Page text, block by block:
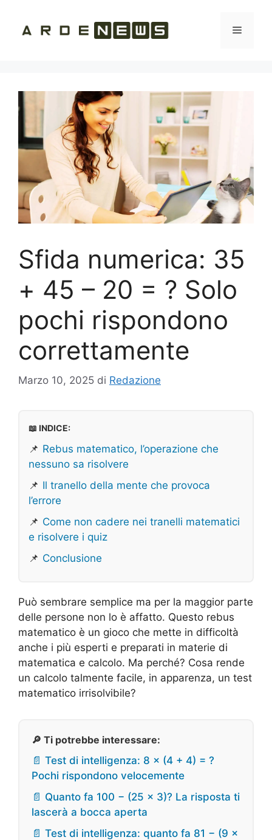
contenuto
Menu
Sfida numerica: 35
+ 45 – 20 = ? Solo
pochi rispondono
correttamente
Marzo 10, 2025 di Redazione
📖 INDICE:
📌 Rebus matematico, l’operazione che
nessuno sa risolvere
📌 Il tranello della mente che provoca
l’errore
📌 Come non cadere nei tranelli matematici
e risolvere i quiz
📌 Conclusione
Può sembrare semplice ma per la maggior parte
delle persone non lo è affatto. Questo rebus
matematico è un gioco che mette in difficoltà
anche i più esperti e preparati in materie di
matematica e calcolo. Ma perché? Cosa rende
un calcolo talmente facile, in apparenza, un test
matematico irrisolvibile?
🔎 Ti potrebbe interessare:
📄 Test di intelligenza: 8 × (4 + 4) = ?
Pochi rispondono velocemente
📄 Quanto fa 100 − (25 × 3)? La risposta ti
lascerà a bocca aperta
📄 Test di intelligenza: quanto fa 81 − (9 ×